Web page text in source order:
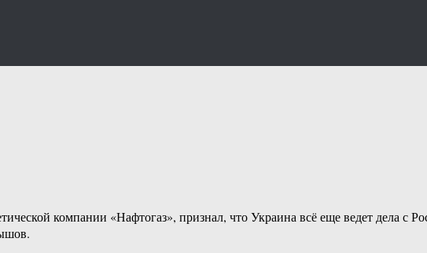
компании «Нафтогаз», признал, что Украина всё еще ведет дела с